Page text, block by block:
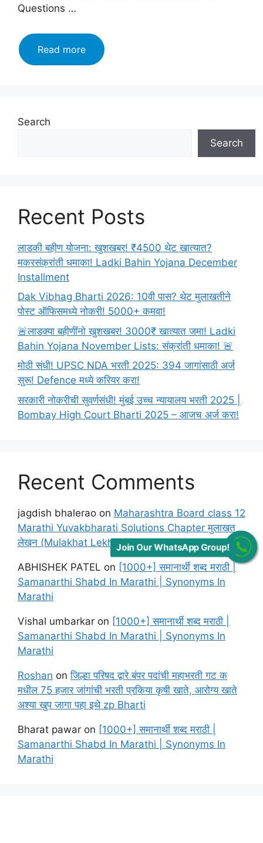
Questions …
Read moreMaharashtra
Board
Search
Search
Recent Posts
लाडकी बहीण योजना: खुशखबर! ₹4500 थेट खात्यात?
मकरसंक्रांती धमाका! Ladki Bahin Yojana December
Installment
Dak Vibhag Bharti 2026: 10वी पास? थेट मुलाखतीने
पोस्ट ऑफिसमध्ये नोकरी! 5000+ कमवा!
🚨लाडक्या बहीणींनो खुशखबर! 3000₹ खात्यात जमा! Ladki
Bahin Yojana November Lists: संक्रांती धमाका! 🚨
मोठी संधी! UPSC NDA भरती 2025: 394 जागांसाठी अर्ज
सुरू! Defence मध्ये करियर करा!
सरकारी नोकरीची सुवर्णसंधी! मुंबई उच्च न्यायालय भरती 2025 |
Bombay High Court Bharti 2025 – आजच अर्ज करा!
Recent Comments
jagdish bhalerao on Maharashtra Board class 12
Marathi Yuvakbharati Solutions Chapter मुलाखत
लेखन (Mulakhat Lekhan)
ABHISHEK PATEL on [1000+] समानार्थी शब्द मराठी |
Samanarthi Shabd In Marathi | Synonyms In
Marathi
Vishal umbarkar on [1000+] समानार्थी शब्द मराठी |
Samanarthi Shabd In Marathi | Synonyms In
Marathi
Roshan onजिल्हा परिषद द्वारे बंपर पदांची महाभरती गट क
मधील 75 हजार जांगांची भरती प्रकिया कृषी खाते, आरोग्य खाते
अश्या खुप जागा पहा इथे zp Bharti
Bharat pawar on [1000+] समानार्थी शब्द मराठी |
Samanarthi Shabd In Marathi | Synonyms In
Marathi
Join Our WhatsApp Group!